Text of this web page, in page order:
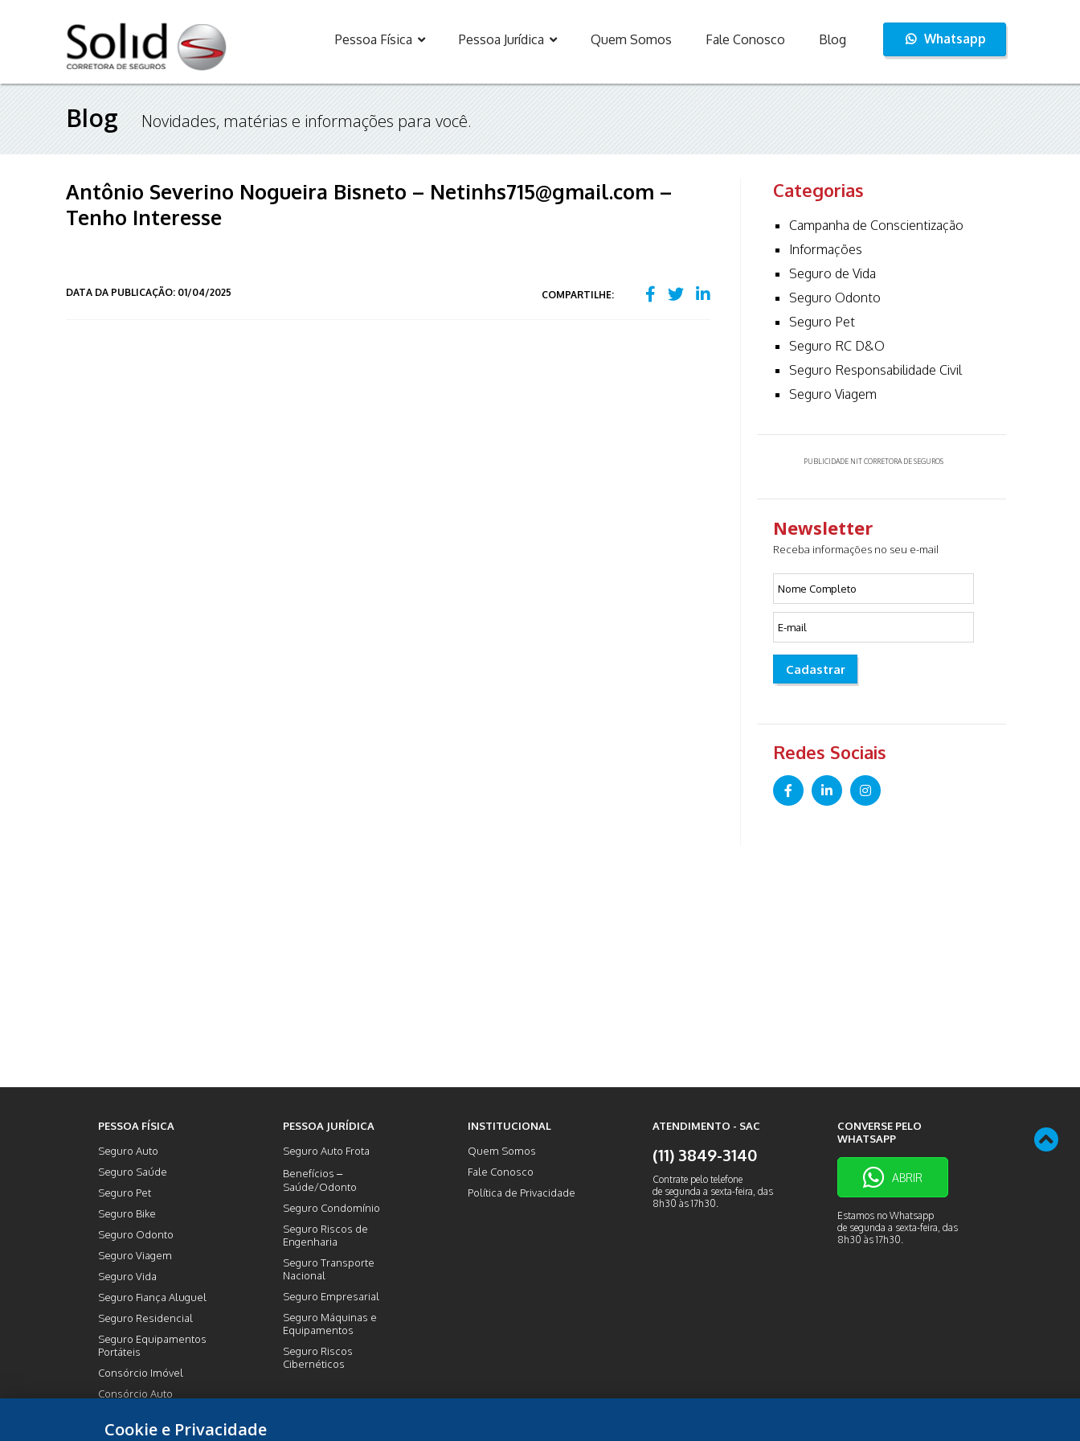
Pessoa Física Pessoa Jurídica Quem Somos Fale Conosco Blog Whatsapp
Blog Novidades, matérias e informações para você.
Antônio Severino Nogueira Bisneto – Netinhs715@gmail.com –
Tenho Interesse
DATA DA PUBLICAÇÃO: 01/04/2025 COMPARTILHE:
Categorias
Campanha de Conscientização
Informações
Seguro de Vida
Seguro Odonto
Seguro Pet
Seguro RC D&O
Seguro Responsabilidade Civil
Seguro Viagem
PUBLICIDADE NIT CORRETORA DE SEGUROS
Newsletter
Receba informações no seu e-mail
Cadastrar
Redes Sociais
PESSOA FÍSICA
Seguro Auto
Seguro Saúde
Seguro Pet
Seguro Bike
Seguro Odonto
Seguro Viagem
Seguro Vida
Seguro Fiança Aluguel
Seguro Residencial
Seguro Equipamentos
Portáteis
Consórcio Imóvel
Consórcio Auto
PESSOA JURÍDICA
Seguro Auto Frota
Benefícios –
Saúde/Odonto
Seguro Condomínio
Seguro Riscos de
Engenharia
Seguro Transporte
Nacional
Seguro Empresarial
Seguro Máquinas e
Equipamentos
Seguro Riscos
Cibernéticos
INSTITUCIONAL
Quem Somos
Fale Conosco
Política de Privacidade
ATENDIMENTO - SAC
(11) 3849-3140
Contrate pelo telefone
de segunda a sexta-feira, das
8h30 às 17h30.
CONVERSE PELO
WHATSAPP
ABRIR
Estamos no Whatsapp
de segunda a sexta-feira, das
8h30 às 17h30.
Cookie e Privacidade